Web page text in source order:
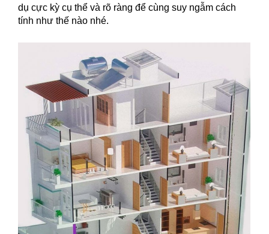
dụ cực kỳ cụ thể và rõ ràng để cùng suy ngẫm cách
tính như thế nào nhé.